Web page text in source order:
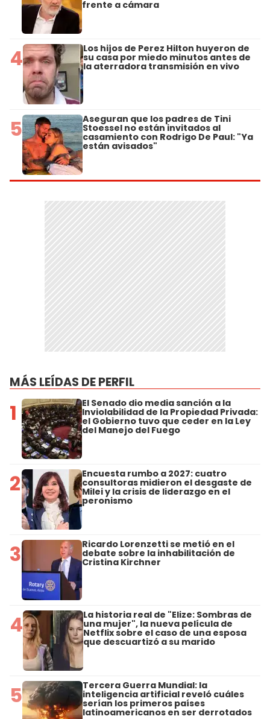
frente a cámara
4 Los hijos de Perez Hilton huyeron de
su casa por miedo minutos antes de
la aterradora transmisión en vivo
5 Aseguran que los padres de Tini
Stoessel no están invitados al
casamiento con Rodrigo De Paul: "Ya
están avisados"
MÁS LEÍDAS DE PERFIL
1 El Senado dio media sanción a la
Inviolabilidad de la Propiedad Privada:
el Gobierno tuvo que ceder en la Ley
del Manejo del Fuego
2 Encuesta rumbo a 2027: cuatro
consultoras midieron el desgaste de
Milei y la crisis de liderazgo en el
peronismo
3 Ricardo Lorenzetti se metió en el
debate sobre la inhabilitación de
Cristina Kirchner
4 La historia real de "Elize: Sombras de
una mujer", la nueva película de
Netflix sobre el caso de una esposa
que descuartizó a su marido
5 Tercera Guerra Mundial: la
inteligencia artificial reveló cuáles
serían los primeros países
latinoamericanos en ser derrotados